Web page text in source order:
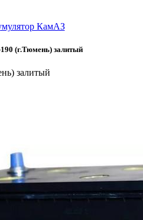
КамАЗ
(г.Тюмень) залитый
залитый